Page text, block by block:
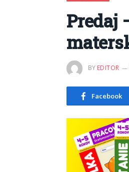
Predaj
BY EDITOR
Facebook